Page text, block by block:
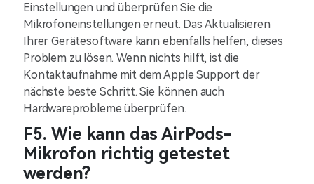
Einstellungen und überprüfen Sie die
Mikrofoneinstellungen erneut. Das Aktualisieren
Ihrer Gerätesoftware kann ebenfalls helfen, dieses
Problem zu lösen. Wenn nichts hilft, ist die
Kontaktaufnahme mit dem Apple Support der
nächste beste Schritt. Sie können auch
Hardwareprobleme überprüfen.
F5. Wie kann das AirPods-
Mikrofon richtig getestet
werden?